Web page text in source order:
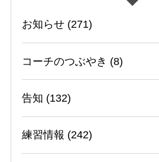
お知らせ (271)
コーチのつぶやき (8)
告知 (132)
練習情報 (242)